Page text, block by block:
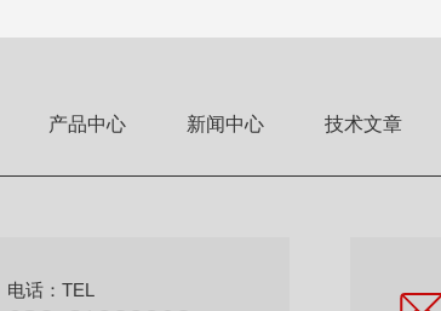
产品中心 新闻中心 技术文章
电话：TEL